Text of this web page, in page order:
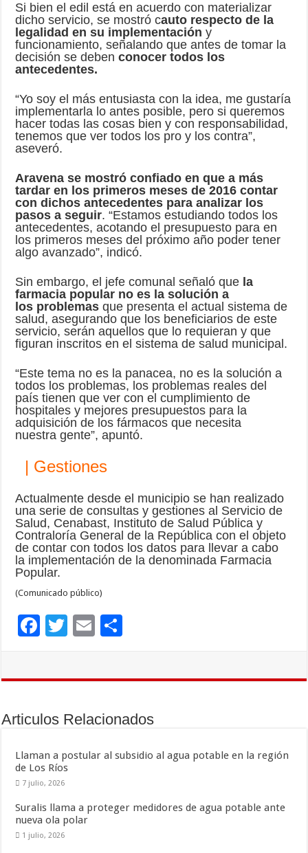
Si bien el edil está en acuerdo con materializar
dicho servicio, se mostró cauto respecto de la
legalidad en su implementación y
funcionamiento, señalando que antes de tomar la
decisión se deben conocer todos los
antecedentes.
“Yo soy el más entusiasta con la idea, me gustaría
implementarla lo antes posible, pero si queremos
hacer todas las cosas bien y con responsabilidad,
tenemos que ver todos los pro y los contra”,
aseveró.
Aravena se mostró confiado en que a más
tardar en los primeros meses de 2016 contar
con dichos antecedentes para analizar los
pasos a seguir. “Estamos estudiando todos los
antecedentes, acotando el presupuesto para en
los primeros meses del próximo año poder tener
algo avanzado”, indicó.
Sin embargo, el jefe comunal señaló que la
farmacia popular no es la solución a
los problemas que presenta el actual sistema de
salud, asegurando que los beneficiarios de este
servicio, serán aquellos que lo requieran y que
figuran inscritos en el sistema de salud municipal.
“Este tema no es la panacea, no es la solución a
todos los problemas, los problemas reales del
país tienen que ver con el cumplimiento de
hospitales y mejores presupuestos para la
adquisición de los fármacos que necesita
nuestra gente”, apuntó.
| Gestiones
Actualmente desde el municipio se han realizado
una serie de consultas y gestiones al Servicio de
Salud, Cenabast, Instituto de Salud Pública y
Contraloría General de la República con el objeto
de contar con todos los datos para llevar a cabo
la implementación de la denominada Farmacia
Popular.
(Comunicado público)
F
o
k
T
E
ar
r
Articulos Relacionados
Llaman a postular al subsidio al agua potable en la región
de Los Ríos
7 julio, 2026
Suralis llama a proteger medidores de agua potable ante
nueva ola polar
1 julio, 2026